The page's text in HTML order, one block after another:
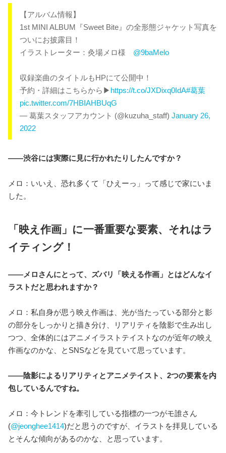
【アルバム情報】
1st MINI ALBUM『Sweet Bite』の全形態ジャケット写真を
ついにお披露目！
イラストレーター：灸場メロ様 @9baMelo
収録楽曲のタイトルもHPにて公開中！
予約・詳細はこちらから▶︎ https://t.co/JXDixq0IdA#葛葉
pic.twitter.com/7HBIAHBUqG
— 葛葉スタッフアカウント (@kuzuha_staff) January 26,
2022
――渋谷には実際に見に行かれたりしたんですか？
メロ：いいえ、恐れ多くて「ひえーっ」って感じで家にいま
した。
「映え作画」に一番重要な要素、それはラ
イティング！
――メロさんにとって、ズバリ「映える作画」とはどんなイ
ラストだと思われますか？
メロ：私自身が思う映え作画は、光が当たっている部分と影
の部分をしっかりと描き分け、リアリティを陰影で生み出し
つつ、全体的にはアニメイラストテイストなのが近年の映え
作画なのかな、とSNSなどを見ていて思っています。
――陰影によるリアリティとアニメテイスト、2つの要素を内
包しているんですね。
メロ：今トレンドを牽引している指標の一つがモ誰さん
(@jeonghee1414)だと思うのですが、イラストを拝見している
とそんな傾向があるのかな、と思っています。